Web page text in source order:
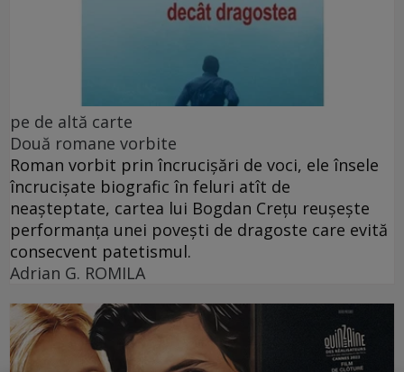
pe de altă carte
Două romane vorbite
Roman vorbit prin încrucișări de voci, ele însele
încrucișate biografic în feluri atît de
neașteptate, cartea lui Bogdan Crețu reușește
performanța unei povești de dragoste care evită
consecvent patetismul.
Adrian G. ROMILA